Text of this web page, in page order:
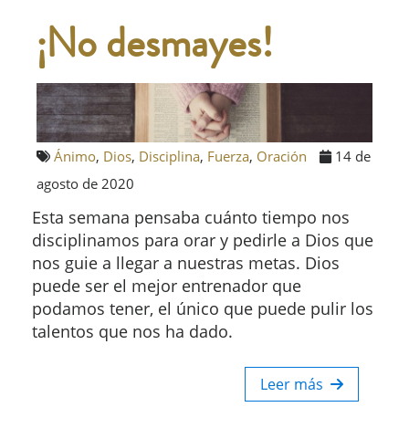
¡No desmayes!
Ánimo, Dios, Disciplina, Fuerza, Oración
14 de
agosto de 2020
Esta semana pensaba cuánto tiempo nos
disciplinamos para orar y pedirle a Dios que
nos guie a llegar a nuestras metas. Dios
puede ser el mejor entrenador que
podamos tener, el único que puede pulir los
talentos que nos ha dado.
Leer más